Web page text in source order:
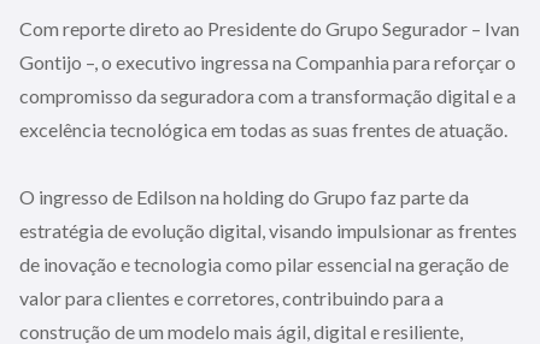
Com reporte direto ao Presidente do Grupo Segurador – Ivan
Gontijo –, o executivo ingressa na Companhia para reforçar o
compromisso da seguradora com a transformação digital e a
excelência tecnológica em todas as suas frentes de atuação.
O ingresso de Edilson na holding do Grupo faz parte da
estratégia de evolução digital, visando impulsionar as frentes
de inovação e tecnologia como pilar essencial na geração de
valor para clientes e corretores, contribuindo para a
construção de um modelo mais ágil, digital e resiliente,